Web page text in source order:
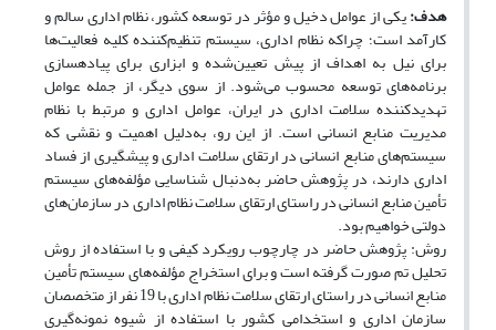
هدف:یکی از عوامل دخیل و مؤثر در توسعه کشور، نظام اداری سالم و
کارآمد است؛ چراکه نظام اداری، سیستم تنظیم‌کننده کلیه فعالیت‌ها
برای نیل به اهداف از پیش تعیین‌شده و ابزاری برای پیاده‎سازی
برنامه‌های توسعه محسوب می‌شود. از سوی دیگر، از جمله عوامل
تهدید‎کننده سلامت اداری در ایران، عوامل اداری و مرتبط با نظام
مدیریت منابع انسانی است. از این رو، به‌دلیل اهمیت و نقشی که
سیستم‌های منابع انسانی در ارتقای سلامت اداری و پیشگیری از فساد
اداری دارند، در پژوهش حاضر به‌دنبال شناسایی مؤلفه‌های سیستم
تأمین منابع انسانی در راستای ارتقای سلامت نظام اداری در سازمان‌های
دولتی خواهیم بود.
روش: پژوهش حاضر در چارچوب رویکرد کیفی و با استفاده از روش
تحلیل تم صورت گرفته است و برای استخراج مؤلفه‌های سیستم تأمین
منابع انسانی در راستای ارتقای سلامت نظام اداری با 19 نفر از متخصصان
سازمان اداری و استخدامی کشور با استفاده از شیوه نمونه‌گیری